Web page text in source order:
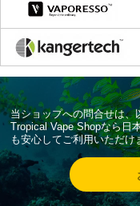
当ショップへの問合せは
Tropical Vape Shopなら日
も安心してご利用いただけ